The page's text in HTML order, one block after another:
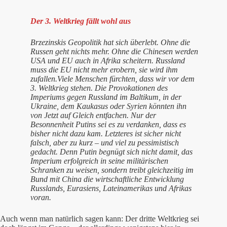
Der 3. Weltkrieg fällt wohl aus
Brzezinskis Geopolitik hat sich überlebt. Ohne die
Russen geht nichts mehr. Ohne die Chinesen werden
USA und EU auch in Afrika scheitern. Russland
muss die EU nicht mehr erobern, sie wird ihm
zufallen.Viele Menschen fürchten, dass wir vor dem
3. Weltkrieg stehen. Die Provokationen des
Imperiums gegen Russland im Baltikum, in der
Ukraine, dem Kaukasus oder Syrien könnten ihn
von Jetzt auf Gleich entfachen. Nur der
Besonnenheit Putins sei es zu verdanken, dass es
bisher nicht dazu kam. Letzteres ist sicher nicht
falsch, aber zu kurz – und viel zu pessimistisch
gedacht. Denn Putin begnügt sich nicht damit, das
Imperium erfolgreich in seine militärischen
Schranken zu weisen, sondern treibt gleichzeitig im
Bund mit China die wirtschaftliche Entwicklung
Russlands, Eurasiens, Lateinamerikas und Afrikas
voran.
Auch wenn man natürlich sagen kann: Der dritte Weltkrieg sei